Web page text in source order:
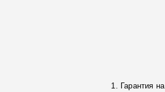
Гарантия на